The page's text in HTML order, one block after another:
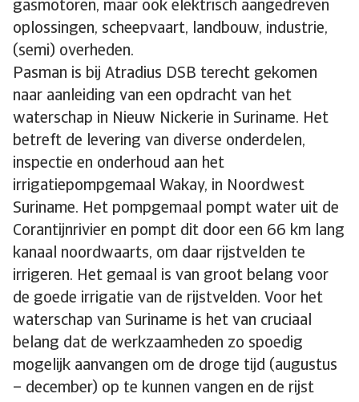
gasmotoren, maar ook elektrisch aangedreven
oplossingen, scheepvaart, landbouw, industrie,
(semi) overheden.
Pasman is bij Atradius DSB terecht gekomen
naar aanleiding van een opdracht van het
waterschap in Nieuw Nickerie in Suriname. Het
betreft de levering van diverse onderdelen,
inspectie en onderhoud aan het
irrigatiepompgemaal Wakay, in Noordwest
Suriname. Het pompgemaal pompt water uit de
Corantijnrivier en pompt dit door een 66 km lang
kanaal noordwaarts, om daar rijstvelden te
irrigeren. Het gemaal is van groot belang voor
de goede irrigatie van de rijstvelden. Voor het
waterschap van Suriname is het van cruciaal
belang dat de werkzaamheden zo spoedig
mogelijk aanvangen om de droge tijd (augustus
– december) op te kunnen vangen en de rijst